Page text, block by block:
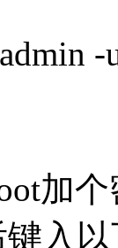
-u
个
键入